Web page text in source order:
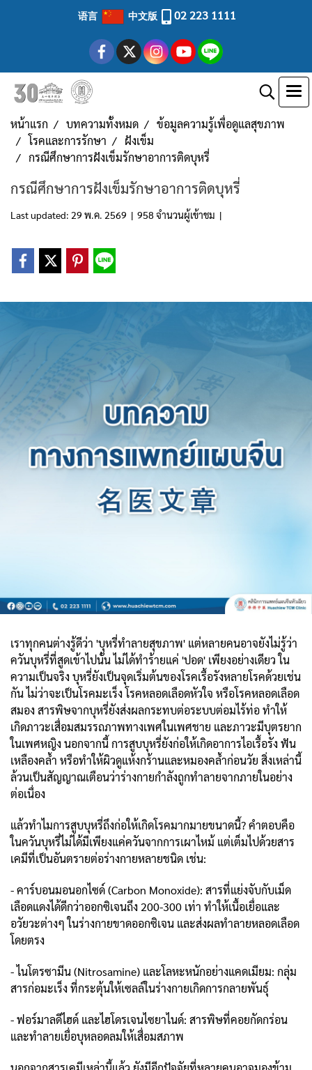
语言 中文版 02 223 1111
หน้าแรก บทความทั้งหมด
ข้อมูลความรู้เพื่อดูแลสุขภาพ
โรคและการรักษา
ฝังเข็ม
กรณีศึกษาการฝังเข็มรักษาอาการติดบุหรี่
กรณีศึกษาการฝังเข็มรักษาอาการติดบุหรี่
Last updated: 29 พ.ค. 2569 | 958 จำนวนผู้เข้าชม |
เราทุกคนต่างรู้ดีว่า 'บุหรี่ทำลายสุขภาพ' แต่หลายคนอาจยังไม่รู้ว่า
ควันบุหรี่ที่สูดเข้าไปนั้น ไม่ได้ทำร้ายแค่ 'ปอด' เพียงอย่างเดียว ใน
ความเป็นจริง บุหรี่ยังเป็นจุดเริ่มต้นของโรคเรื้อรังหลายโรคด้วยเช่น
กัน ไม่ว่าจะเป็นโรคมะเร็ง โรคหลอดเลือดหัวใจ หรือโรคหลอดเลือด
สมอง สารพิษจากบุหรี่ยังส่งผลกระทบต่อระบบต่อมไร้ท่อ ทำให้
เกิดภาวะเสื่อมสมรรถภาพทางเพศในเพศชาย และภาวะมีบุตรยาก
ในเพศหญิง นอกจากนี้ การสูบบุหรี่ยังก่อให้เกิดอาการไอเรื้อรัง ฟัน
เหลืองคล้ำ หรือทำให้ผิวดูแห้งกร้านและหมองคล้ำก่อนวัย สิ่งเหล่านี้
ล้วนเป็นสัญญาณเตือนว่าร่างกายกำลังถูกทำลายจากภายในอย่าง
ต่อเนื่อง
แล้วทำไมการสูบบุหรี่ถึงก่อให้เกิดโรคมากมายขนาดนี้? คำตอบคือ
ในควันบุหรี่ไม่ได้มีเพียงแค่ควันจากการเผาไหม้ แต่เต็มไปด้วยสาร
เคมีที่เป็นอันตรายต่อร่างกายหลายชนิด เช่น:
- คาร์บอนมอนอกไซด์ (Carbon Monoxide): สารที่แย่งจับกับเม็ด
เลือดแดงได้ดีกว่าออกซิเจนถึง 200-300 เท่า ทำให้เนื้อเยื่อและ
อวัยวะต่างๆ ในร่างกายขาดออกซิเจน และส่งผลทำลายหลอดเลือด
โดยตรง
- ไนโตรซามีน (Nitrosamine) และโลหะหนักอย่างแคดเมียม: กลุ่ม
สารก่อมะเร็ง ที่กระตุ้นให้เซลล์ในร่างกายเกิดการกลายพันธุ์
- ฟอร์มาลดีไฮด์ และไฮโดรเจนไซยาไนด์: สารพิษที่คอยกัดกร่อน
และทำลายเยื่อบุหลอดลมให้เสื่อมสภาพ